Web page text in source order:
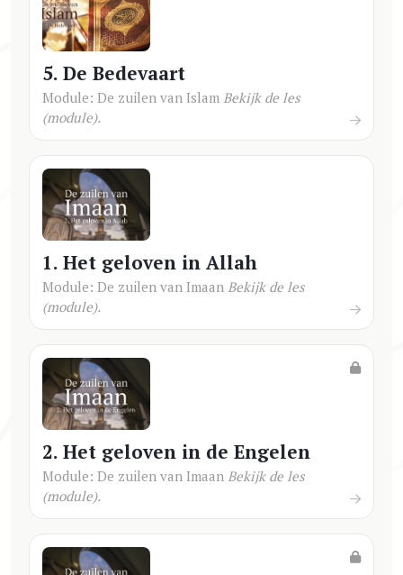
5. De Bedevaart
Module: De zuilen van Islam Bekijk de les
(module).
1. Het geloven in Allah
Module: De zuilen van Imaan Bekijk de les
(module).
2. Het geloven in de Engelen
Module: De zuilen van Imaan Bekijk de les
(module).